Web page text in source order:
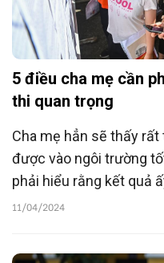
5 điều cha mẹ cần
thi quan trọng
Cha mẹ hẳn sẽ thấy
được vào ngôi trường
phải hiểu rằng kết quả
trẻ có thái độ thiếu
11/04/2024